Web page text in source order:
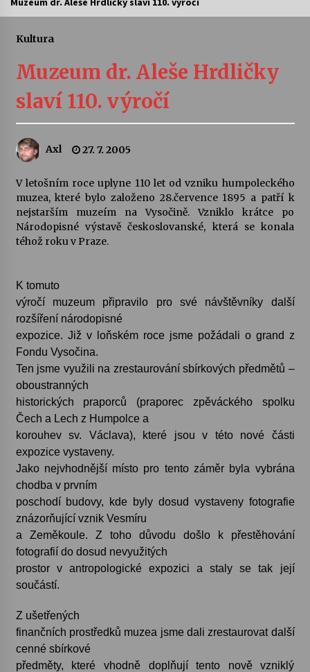
Vernisáž výstavy Josefíny Duškové: Stávám se
kapkou
30. 7. 2026
Veselí muzikanti
Pozvánka na integrační festival Quijotova
šedesátka: 28. 7.–1. 8. 2026
28. 7. 2026
28. 7. 2026
Votavžatský ploty
Letní koncerty ve Stromovce: Rufus Miller
22. 7. 2026
Vysočinka
Ozvěny prázdnin
14. 7. 2026
Želiv
Kultura
Muzeum dr. Aleše Hrdličky
slaví 110. výročí
Axl 27. 7. 2005
V letošním roce uplyne 110 let od vzniku humpoleckého
muzea, které bylo založeno 28.července 1895 a patří k
nejstarším muzeím na Vysočině. Vzniklo krátce po
Národopisné výstavě českoslovanské, která se konala
téhož roku v Praze.
K tomuto
výročí muzeum připravilo pro své návštěvníky další
rozšíření národopisné
expozice. Již v loňském roce jsme požádali o grand z
Fondu Vysočina.
Ten jsme využili na zrestaurování sbírkových předmětů –
oboustranných
historických praporců (praporec zpěváckého spolku
Čech a Lech z Humpolce a
korouhev sv. Václava), které jsou v této nové části
expozice vystaveny.
Jako nejvhodnější místo pro tento záměr byla vybrána
chodba v prvním
poschodí budovy, kde byly dosud vystaveny fotografie
znázorňující vznik Vesmíru
a Zeměkoule. Z toho důvodu došlo k přestěhování
fotografií do dosud nevyužitých
prostor v antropologické expozici a staly se tak její
součástí.
Z ušetřených
finančních prostředků muzea jsme dali zrestaurovat další
cenné sbírkové
předměty, které vhodně doplňují tento nově vzniklý